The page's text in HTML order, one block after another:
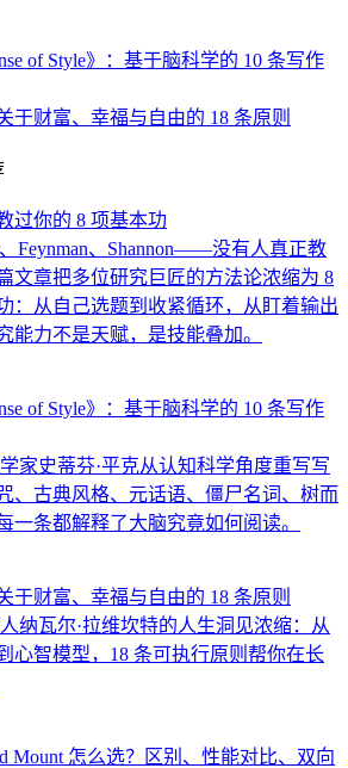
of Style》：基于脑科学的 10 条写作
于财富、幸福与自由的 18 条原则
过你的 8 项基本功
Feynman、Shannon——没有人真正教
文章把多位研究巨匠的方法论浓缩为 8
：从自己选题到收紧循环，从盯着输出
能力不是天赋，是技能叠加。
of Style》：基于脑科学的 10 条写作
家史蒂芬·平克从认知科学角度重写写
古典风格、元话语、僵尸名词、树而
条都解释了大脑究竟如何阅读。
于财富、幸福与自由的 18 条原则
纳瓦尔·拉维坎特的人生洞见浓缩：从
心智模型，18 条可执行原则帮你在长
Mount 怎么选？区别、性能对比、双向